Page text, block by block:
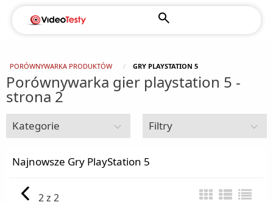
PORÓWNYWARKA PRODUKTÓW GRY PLAYSTATION 5
Porównywarka gier playstation 5 -
strona 2
Kategorie Filtry
biurka gamingowe
Najnowsze Gry PlayStation 5
2 z 2